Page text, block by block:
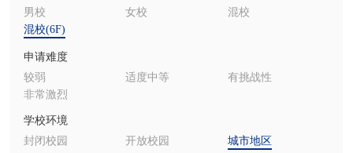
男校
女校
混校
混校(6F)
申请难度
较弱
适度中等
有挑战性
非常激烈
学校环境
封闭校园
开放校园
城市地区